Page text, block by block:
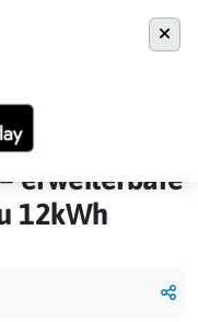
– erweiterbare
erweiterbare
12kWh